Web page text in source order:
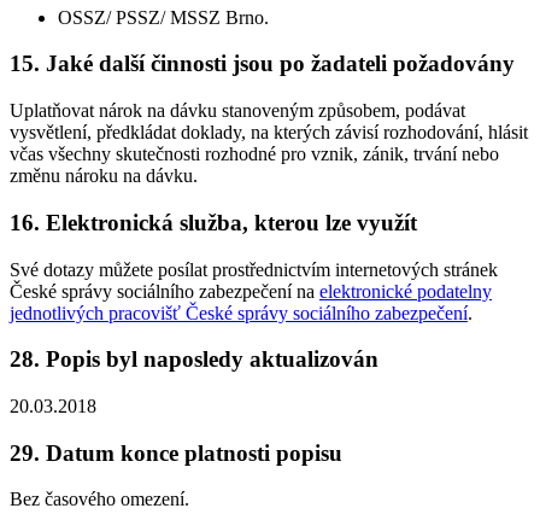
OSSZ/ PSSZ/ MSSZ Brno.
15. Jaké další činnosti jsou po žadateli požadovány
Uplatňovat nárok na dávku stanoveným způsobem, podávat
vysvětlení, předkládat doklady, na kterých závisí rozhodování, hlásit
včas všechny skutečnosti rozhodné pro vznik, zánik, trvání nebo
změnu nároku na dávku.
16. Elektronická služba, kterou lze využít
Své dotazy můžete posílat prostřednictvím internetových stránek
České správy sociálního zabezpečení na elektronické podatelny
jednotlivých pracovišť České správy sociálního zabezpečení.
28. Popis byl naposledy aktualizován
20.03.2018
29. Datum konce platnosti popisu
Bez časového omezení.